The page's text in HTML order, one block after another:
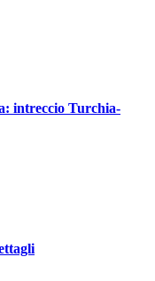
intreccio Turchia-